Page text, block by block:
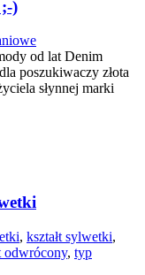
)
od lat Denim
poszukiwaczy złota
słynnej marki
, kształt sylwetki,
odwrócony, typ